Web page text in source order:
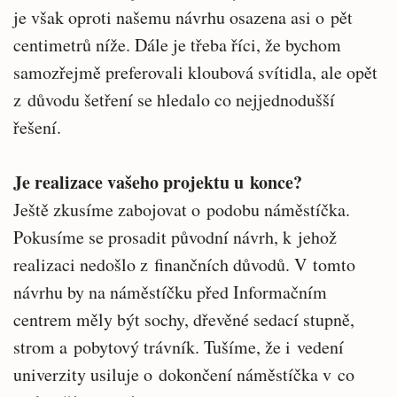
je však oproti našemu návrhu osazena asi o pět
centimetrů níže. Dále je třeba říci, že bychom
samozřejmě preferovali kloubová svítidla, ale opět
z důvodu šetření se hledalo co nejjednodušší
řešení.
Je realizace vašeho projektu u konce?
Ještě zkusíme zabojovat o podobu náměstíčka.
Pokusíme se prosadit původní návrh, k jehož
realizaci nedošlo z finančních důvodů. V tomto
návrhu by na náměstíčku před Informačním
centrem měly být sochy, dřevěné sedací stupně,
strom a pobytový trávník. Tušíme, že i vedení
univerzity usiluje o dokončení náměstíčka v co